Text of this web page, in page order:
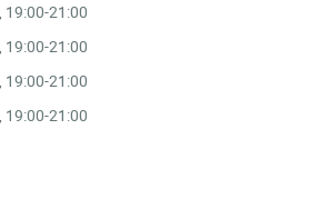
19:00-21:00
19:00-21:00
19:00-21:00
19:00-21:00